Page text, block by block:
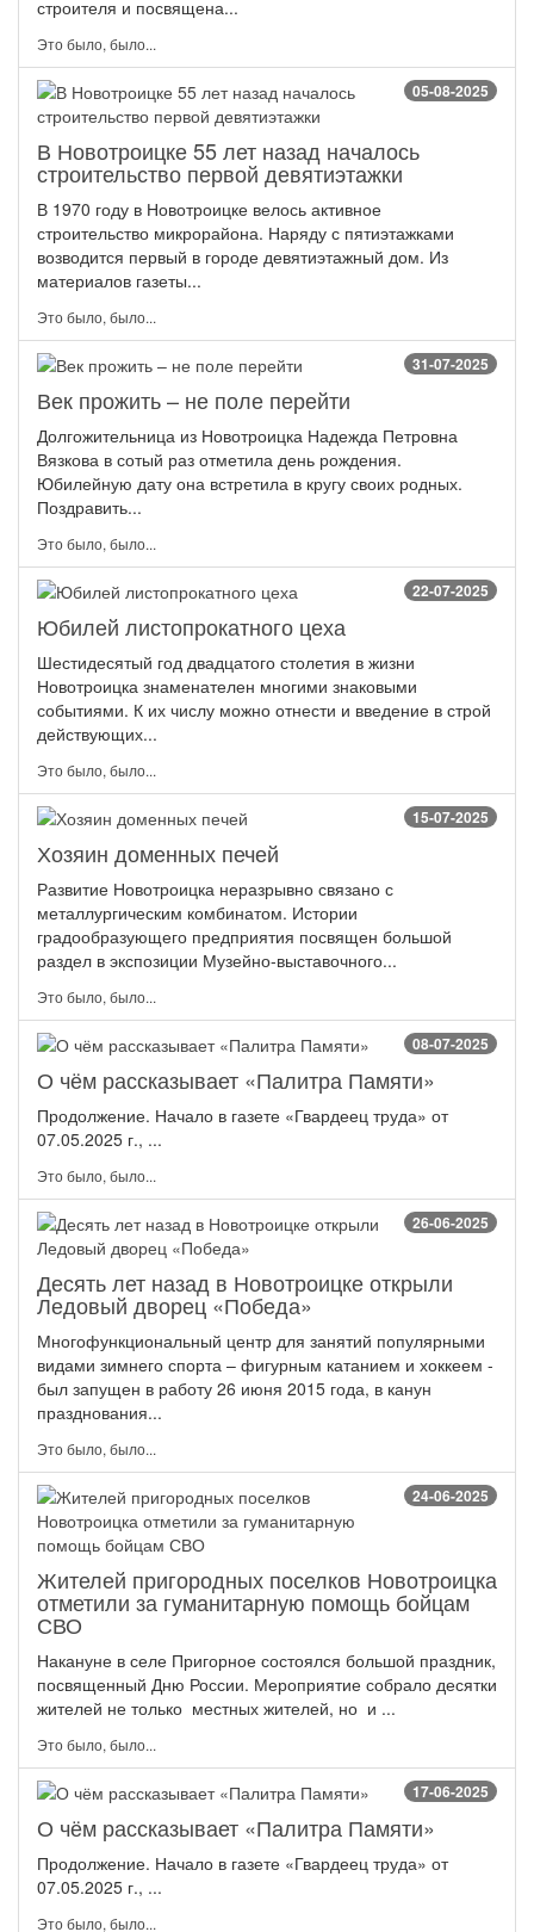
строителя и посвящена...
Это было, было...
05-08-2025
В Новотроицке 55 лет назад началось
строительство первой девятиэтажки
В 1970 году в Новотроицке велось активное
строительство микрорайона. Наряду с пятиэтажками
возводится первый в городе девятиэтажный дом. Из
материалов газеты...
Это было, было...
31-07-2025
Век прожить – не поле перейти
Долгожительница из Новотроицка Надежда Петровна
Вязкова в сотый раз отметила день рождения.
Юбилейную дату она встретила в кругу своих родных.
Поздравить...
Это было, было...
22-07-2025
Юбилей листопрокатного цеха
Шестидесятый год двадцатого столетия в жизни
Новотроицка знаменателен многими знаковыми
событиями. К их числу можно отнести и введение в строй
действующих...
Это было, было...
15-07-2025
Хозяин доменных печей
Развитие Новотроицка неразрывно связано с
металлургическим комбинатом. Истории
градообразующего предприятия посвящен большой
раздел в экспозиции Музейно-выставочного...
Это было, было...
08-07-2025
О чём рассказывает «Палитра Памяти»
Продолжение. Начало в газете «Гвардеец труда» от
07.05.2025 г., ...
Это было, было...
26-06-2025
Десять лет назад в Новотроицке открыли
Ледовый дворец «Победа»
Многофункциональный центр для занятий популярными
видами зимнего спорта – фигурным катанием и хоккеем -
был запущен в работу 26 июня 2015 года, в канун
празднования...
Это было, было...
24-06-2025
Жителей пригородных поселков Новотроицка
отметили за гуманитарную помощь бойцам
СВО
Накануне в селе Пригорное состоялся большой праздник,
посвященный Дню России. Мероприятие собрало десятки
жителей не только местных жителей, но и ...
Это было, было...
17-06-2025
О чём рассказывает «Палитра Памяти»
Продолжение. Начало в газете «Гвардеец труда» от
07.05.2025 г., ...
Это было, было...